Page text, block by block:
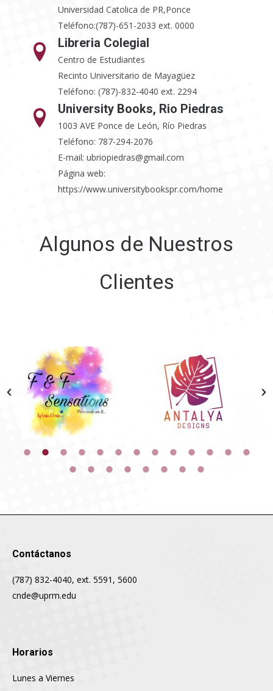
Universidad Catolica de PR,Ponce
Teléfono:(787)-651-2033 ext. 0000
Libreria Colegial
Centro de Estudiantes
Recinto Universitario de Mayagüez
Teléfono: (787)-832-4040 ext. 2294
University Books, Rio Piedras
1003 AVE Ponce de León, Río Piedras
Teléfono: 787-294-2076
E-mail: ubriopiedras@gmail.com
Página web:
https://www.universitybookspr.com/home
Algunos de Nuestros
Clientes
Contáctanos
(787) 832-4040, ext. 5591, 5600
cnde@uprm.edu
Horarios
Lunes a Viernes